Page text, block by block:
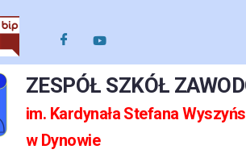
ZESPÓŁ SZKÓŁ
im. Kardynała Stefana
w Dynowie